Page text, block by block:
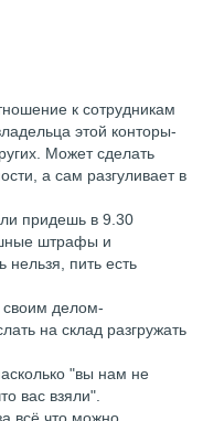
к сотрудникам
этой конторы-
Может сделать
а сам разгуливает в
придешь в 9.30
штрафы и
нельзя, пить есть
своим делом-
на склад разгружать
"вы нам не
вас взяли".